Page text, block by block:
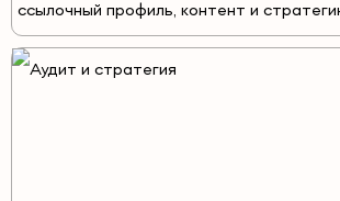
ссылочный профиль, контент и